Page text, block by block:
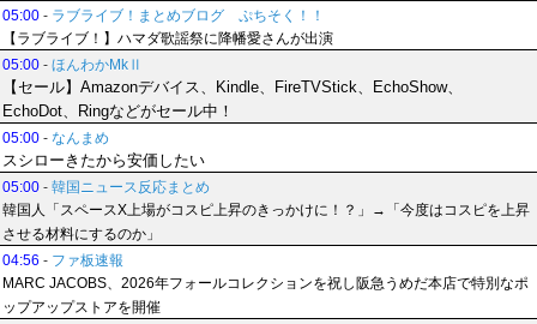
05:00 - ラブライブ！まとめブログ ぷちそく！！
【ラブライブ！】ハマダ歌謡祭に降幡愛さんが出演
05:00 - ほんわかMkⅡ
【セール】Amazonデバイス、Kindle、FireTVStick、EchoShow、
EchoDot、Ringなどがセール中！
05:00 - なんまめ
スシローきたから安価したい
05:00 - 韓国ニュース反応まとめ
韓国人「スペースX上場がコスピ上昇のきっかけに！？」→「今度はコスピを上昇
させる材料にするのか」
04:56 - ファ板速報
MARC JACOBS、2026年フォールコレクションを祝し阪急うめだ本店で特別なポ
ップアップストアを開催